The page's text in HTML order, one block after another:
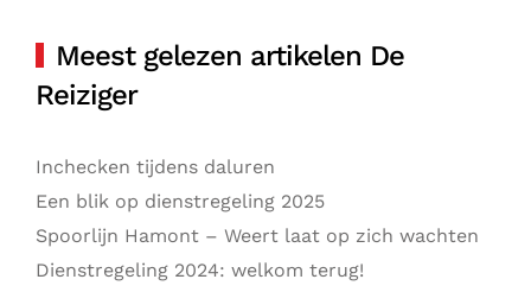
Meest gelezen artikelen De
Reiziger
Inchecken tijdens daluren
Een blik op dienstregeling 2025
Spoorlijn Hamont – Weert laat op zich wachten
Dienstregeling 2024: welkom terug!